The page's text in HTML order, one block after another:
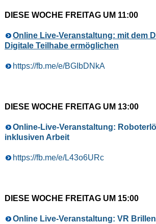
DIESE WOCHE FREITAG UM 11:00
Online Live-Veranstaltung: mit dem
Digitale Teilhabe ermöglichen
https://fb.me/e/BGIbDNkA
DIESE WOCHE FREITAG UM 13:00
Online-Live-Veranstaltung:
inklusiven Arbeit
https://fb.me/e/L43o6URc
DIESE WOCHE FREITAG UM 15:00
Online Live-Veranstaltung: VR